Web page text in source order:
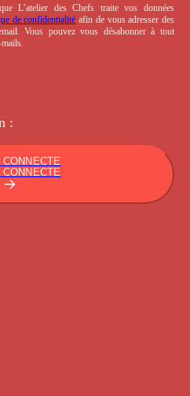
L’atelier des Chefs traite vos données
de confidentialité afin de vous adresser des
Vous pouvez vous désabonner à tout
: